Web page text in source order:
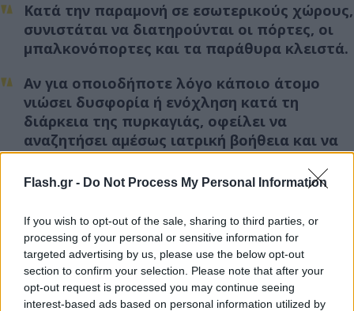
Flash.gr - Do Not Process My Personal Information
If you wish to opt-out of the sale, sharing to third parties, or
processing of your personal or sensitive information for
targeted advertising by us, please use the below opt-out
section to confirm your selection. Please note that after your
opt-out request is processed you may continue seeing
interest-based ads based on personal information utilized by
Κατά την παραμονή σε εσωτερικούς χώρους,
συνιστάται να διατηρούνται οι πόρτες, οι
μπαλκονόπορτες και τα παράθυρα κλειστά.
Αν για οποιοδήποτε λόγο κάποιο άτομο
νιώσει δυσφορία ή ενόχληση κατά τη
διάρκεια της πυρκαγιάς, οφείλει να
αναζητήσει αμέσως ιατρική βοήθεια και να
λάβει όλες τις απαραίτητες προφυλάξεις.
Επίσης, άτομα, που ανήκουν σε ευπαθείς
ομάδες, όπως άτομα με αναπνευστικό
πρόβλημα, καρδιοπαθείς, παιδιά, άτομα άνω
των 65 ετών, χρονίως πάσχοντες, έγκυοι και
καπνιστές3 θα πρέπει να αποφεύγουν την
παραμονή σε εξωτερικούς χώρους.